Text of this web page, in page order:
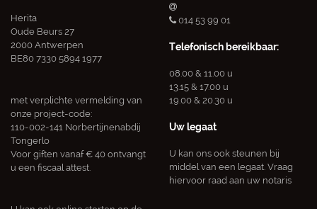
Herita
Oude Beurs 27
2000 Antwerpen
BE80 7330 5894 1977
met verplichte vermelding van
onze project-code:
110-002-141 Norbertijnenabdij
Tongerlo
Voor giften vanaf € 40 ontvangt
u een fiscaal attest.
014 53 99 01
Telefonisch bereikbaar:
08.00 & 11.00 u
13.15 & 17.00 u
19.00 & 20.30 u
Uw legaat
U kan ons ook steunen bij
middel van een legaat. Vraag
hiervoor raad aan uw notaris